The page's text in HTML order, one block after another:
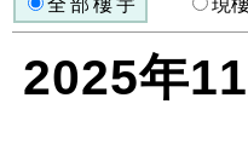
全部樓宇
現
2025年